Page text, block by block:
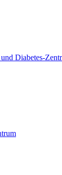
Diabetes-